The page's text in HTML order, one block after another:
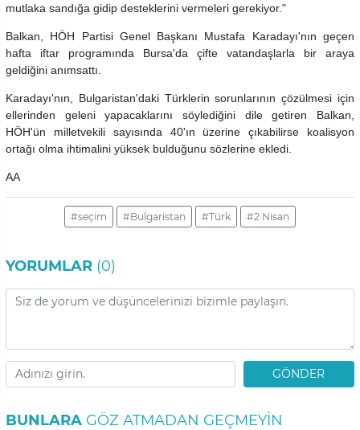
mutlaka sandığa gidip desteklerini vermeleri gerekiyor."
Balkan, HÖH Partisi Genel Başkanı Mustafa Karadayı'nın geçen
hafta iftar programında Bursa'da çifte vatandaşlarla bir araya
geldiğini anımsattı.
Karadayı'nın, Bulgaristan'daki Türklerin sorunlarının çözülmesi için
ellerinden geleni yapacaklarını söylediğini dile getiren Balkan,
HÖH'ün milletvekili sayısında 40'ın üzerine çıkabilirse koalisyon
ortağı olma ihtimalini yüksek bulduğunu sözlerine ekledi.
AA
#seçim #Bulgaristan #Türk #2 Nisan
YORUMLAR (0)
GÖNDER
BUNLARA GÖZ ATMADAN GEÇMEYIN